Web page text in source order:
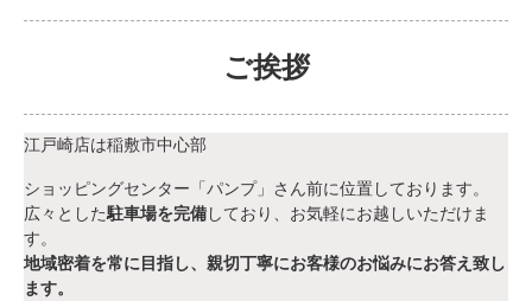
ご挨拶
江戸崎店は稲敷市中心部
ショッピングセンター「パンプ」さん前に位置しております。
広々とした駐車場を完備しており、お気軽にお越しいただけま
す。
地域密着を常に目指し、親切丁寧にお客様のお悩みにお答え致し
ます。